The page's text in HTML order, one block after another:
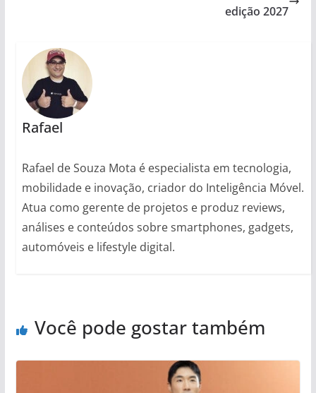
edição 2027
Rafael
Rafael de Souza Mota é especialista em tecnologia,
mobilidade e inovação, criador do Inteligência Móvel.
Atua como gerente de projetos e produz reviews,
análises e conteúdos sobre smartphones, gadgets,
automóveis e lifestyle digital.
Você pode gostar também